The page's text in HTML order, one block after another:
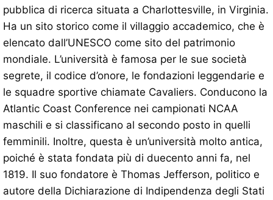
pubblica di ricerca situata a Charlottesville, in Virginia.
Ha un sito storico come il villaggio accademico, che è
elencato dall’UNESCO come sito del patrimonio
mondiale. L’università è famosa per le sue società
segrete, il codice d’onore, le fondazioni leggendarie e
le squadre sportive chiamate Cavaliers. Conducono la
Atlantic Coast Conference nei campionati NCAA
maschili e si classificano al secondo posto in quelli
femminili. Inoltre, questa è un’università molto antica,
poiché è stata fondata più di duecento anni fa, nel
1819. Il suo fondatore è Thomas Jefferson, politico e
autore della Dichiarazione di Indipendenza degli Stati